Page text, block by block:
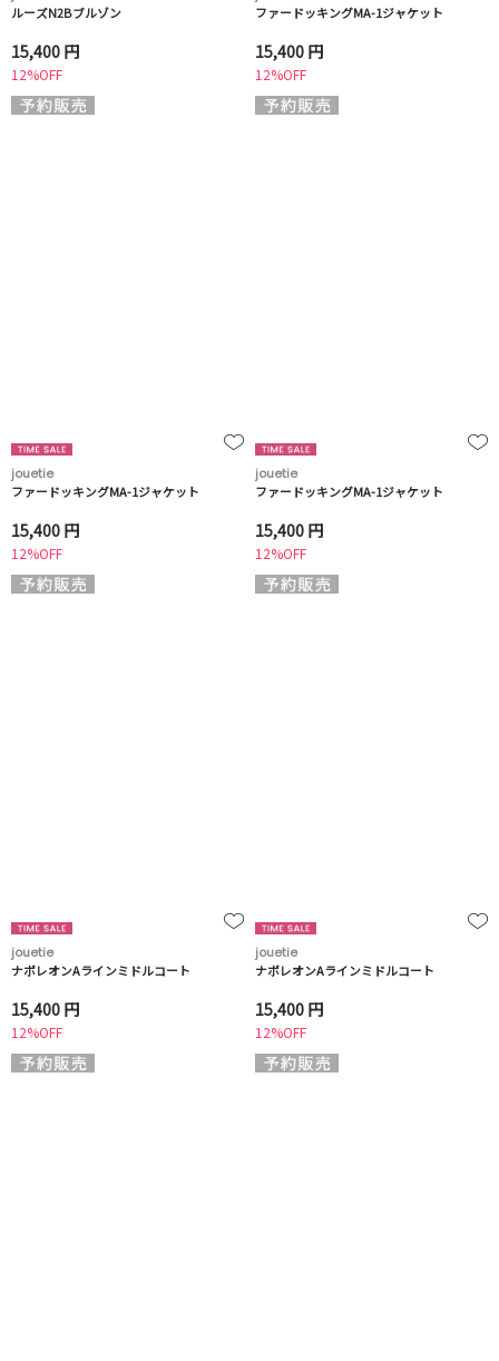
ルーズN2Bブルゾン
15,400 円
12%OFF
ファードッキングMA-1ジャケット
15,400 円
12%OFF
jouetie
ファードッキングMA-1ジャケット
15,400 円
12%OFF
jouetie
ファードッキングMA-1ジャケット
15,400 円
12%OFF
jouetie
ナポレオンAラインミドルコート
15,400 円
12%OFF
jouetie
ナポレオンAラインミドルコート
15,400 円
12%OFF